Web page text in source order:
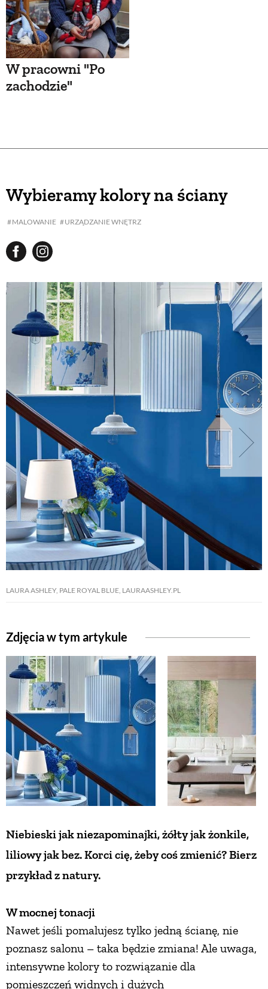
W pracowni "Po
zachodzie"
Wybieramy kolory na ściany
MALOWANIE URZĄDZANIE WNĘTRZ
LAURA ASHLEY, PALE ROYAL BLUE, LAURAASHLEY.PL
Zdjęcia w tym artykule
Niebieski jak niezapominajki, żółty jak żonkile,
liliowy jak bez.Korci cię, żeby coś zmienić? Bierz
przykład z natury.
W mocnej tonacji
Nawet jeśli pomalujesz tylko jedną ścianę, nie
poznasz salonu – taka będzie zmiana! Ale uwaga,
intensywne kolory to rozwiązanie dla
pomieszczeń widnych i dużych